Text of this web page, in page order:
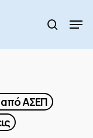
search
από ΑΣΕΠ
Menu